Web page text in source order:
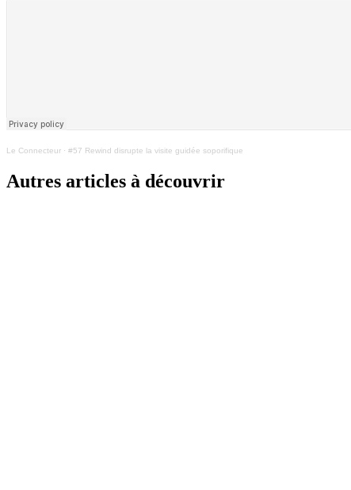
Le Connecteur · #57 Rewind disrupte la visite guidée soporifique
Autres articles à découvrir